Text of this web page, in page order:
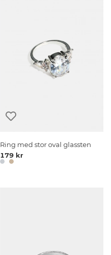
Ring med stor oval glassten
179 kr